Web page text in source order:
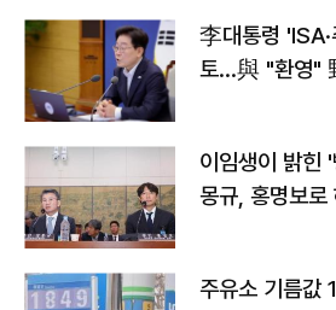
李대통령
토…與 "환영"
이임생이 밝힌
몽규, 홍명보로
주유소 기름값